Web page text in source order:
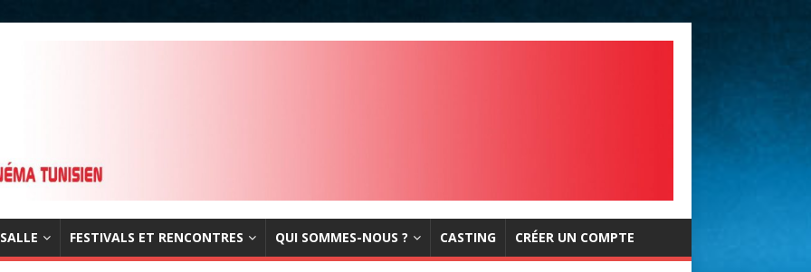
FESTIVALS ET RENCONTRES QUI SOMMES-NOUS ? CASTING CRÉER UN COMPTE